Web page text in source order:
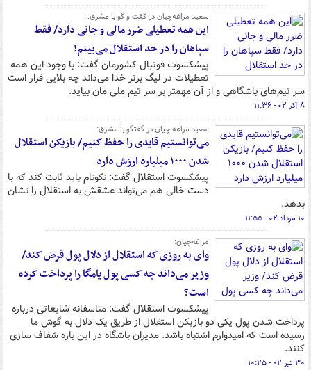
سعید مراغه‌چیان در گفت و گو با مشرق:
این همه تعطیلی ضرر مالی و جانی دارد/ فقط
سپاهان را در حد استقلال می‌بینم!
پیشکسوت فوتبال کشورمان گفت: با وجود این همه
تعطیلات در لیگ برتر خدا می‌داند چه بلایی قرار است
سر تیم‌های باشگاهی و از آن مهمتر بر سر تیم ملی مان بیاید.
۸ آذر ۰۲ - ۱۱:۳۶
سعید مراغه چیان در گفتگو با مشرق:
می‌توانستیم قایدی را حفظ کنیم/ بازیکن استقلال
شدن ۱۰۰۰ میلیارد ارزش دارد
پیشکسوت استقلال گفت: نکونام باید ثابت کند که با
دست خالی هم می‌تواند عشقش به استقلال را نشان
بدهد.
۱۰ مرداد ۰۲ - ۱۱:۵۵
مراغه‌چیان:
وای به روزی که استقلال از دلال پول قرض کند/
وزیر می‌داند چه کسی پول یامگا را پرداخت کرده
است؟
پیشکسوت استقلال گفت: متاسفانه شایعاتی درباره
پرداخت شدن پول یکی دو بازیکن استقلال از طریق یک دلال به گوش ما
رسیده است که امیدوارم اشتباه باشد. مدیران باشگاه در این باره شفاف سازی
کنند.
۳۰ تیر ۰۲ - ۱۰:۲۵